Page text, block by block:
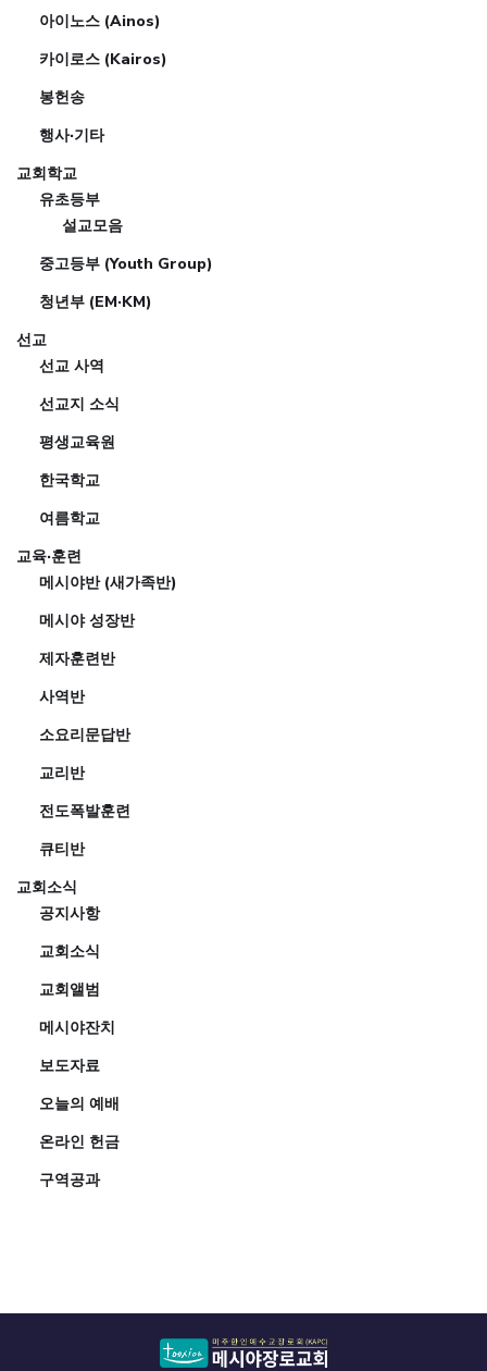
아이노스 (Ainos)
카이로스 (Kairos)
봉헌송
행사·기타
교회학교
유초등부
설교모음
중고등부 (Youth Group)
청년부 (EM·KM)
선교
선교 사역
선교지 소식
평생교육원
한국학교
여름학교
교육·훈련
메시야반 (새가족반)
메시야 성장반
제자훈련반
사역반
소요리문답반
교리반
전도폭발훈련
큐티반
교회소식
공지사항
교회소식
교회앨범
메시야잔치
보도자료
오늘의 예배
온라인 헌금
구역공과